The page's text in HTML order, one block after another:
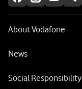
About Vodafone
News
Social Responsibility